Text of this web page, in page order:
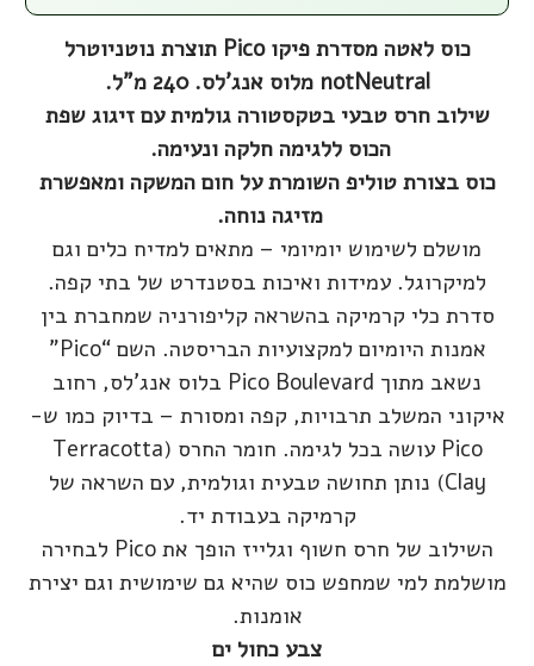
כוס לאטה מסדרת פיקו Pico תוצרת נוטניוטרל
notNeutral מלוס אנג'לס. 240 מ"ל.
שילוב חרס טבעי בטקסטורה גולמית עם זיגוג שפת
הכוס ללגימה חלקה ונעימה.
כוס בצורת טוליפ השומרת על חום המשקה ומאפשרת
מזיגה נוחה.
מושלם לשימוש יומיומי – מתאים למדיח כלים וגם
למיקרוגל. עמידות ואיכות בסטנדרט של בתי קפה.
סדרת כלי קרמיקה בהשראה קליפורניה שמחברת בין
אמנות היומיום למקצועיות הבריסטה. השם “Pico”
נשאב מתוך Pico Boulevard בלוס אנג’לס, רחוב
איקוני המשלב תרבויות, קפה ומסורת – בדיוק כמו ש-
Pico עושה בכל לגימה. חומר החרס (Terracotta
Clay) נותן תחושה טבעית וגולמית, עם השראה של
קרמיקה בעבודת יד.
השילוב של חרס חשוף וגלייז הופך את Pico לבחירה
מושלמת למי שמחפש כוס שהיא גם שימושית וגם יצירת
אומנות.
צבע כחול ים